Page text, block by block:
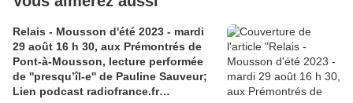
Relais - Mousson d'été 2023 - mardi
29 août 16 h 30, aux Prémontrés de
Pont-à-Mousson, lecture performée
de ''presqu’îl-e'' de Pauline Sauveur;
Lien podcast radiofrance.fr